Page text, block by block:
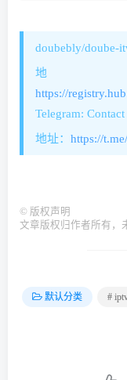
doubebly/doube-
https://
Telegram:
地址： https://
© 版权声明
文章版权归作者所有，
默认分类 #